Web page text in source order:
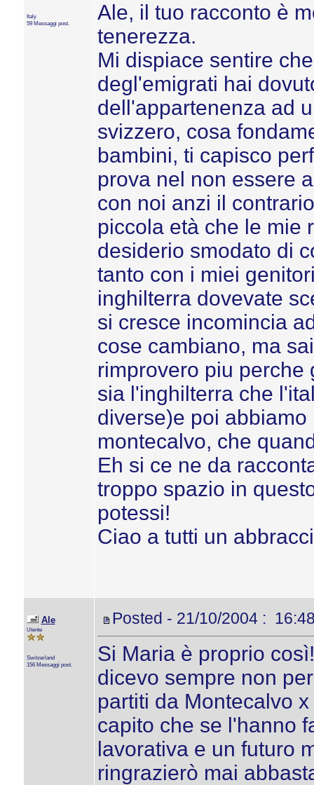
Italy
59 Messaggi post.
Ale, il tuo racconto è
tenerezza.
Mi dispiace sentire
degl'emigrati hai
dell'appartenenza ad
svizzero, cosa
bambini, ti capisco
prova nel non essere
con noi anzi il
piccola età che le mie
desiderio smodato di
tanto con i miei
inghilterra dovevate
si cresce incomincia
cose cambiano, ma
rimprovero piu perche
sia l'inghilterra che
diverse)e poi
montecalvo, che
Eh si ce ne da
troppo spazio in
potessi!
Ciao a tutti un
Ale
Utente
Switzerland
156 Messaggi post.
Posted - 21/10/2004 :
Si Maria è proprio
dicevo sempre non
partiti da Montecalvo
capito che se l'hanno
lavorativa e un futuro
ringrazierò mai